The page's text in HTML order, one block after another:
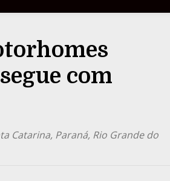
com
Catarina, Paraná, Rio Grande do